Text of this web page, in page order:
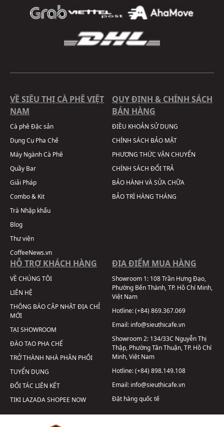
VỀ SIÊU THỊ CÀ PHÊ VIỆT
NAM
Cà phê Đặc sản
Dụng Cụ Pha Chế
Máy Ngành Cà Phê
Quầy Bar
Giải Pháp
Combo & Kit
Trà Nhập khẩu
Blog
Thư viện
CoffeeNews.vn
QUY ĐỊNH & CHÍNH SÁCH
BÁN HÀNG
ĐIỀU KHOẢN SỬ DỤNG
CHÍNH SÁCH BẢO MẬT
PHƯƠNG THỨC VẬN CHUYỂN
CHÍNH SÁCH ĐỔI TRẢ
BẢO HÀNH VÀ SỬA CHỮA
BẢO TRÌ HÀNG THÁNG
HỖ TRỢ KHÁCH HÀNG
VỀ CHÚNG TÔI
LIÊN HỆ
THÔNG BÁO CẬP NHẬT ĐỊA CHỈ
MỚI
TẠI SHOWROOM
ĐÀO TẠO PHA CHẾ
TRỞ THÀNH NHÀ PHÂN PHỐI
TUYỂN DỤNG
ĐỐI TÁC LIÊN KẾT
TIKI LAZADASHOPEE NOW
ĐỊA ĐIỂM MUA HÀNG
Showroom 1: 108 Trần Hưng Đạo,
Phường Bến Thành, TP. Hồ Chí Minh,
Việt Nam
Hotline:(+84) 869.367.069
Email: info@sieuthicafe.vn
Showroom 2: 134/33C Nguyễn Thị
Thập, Phường Tân Thuận, TP. Hồ Chí
Minh, Việt Nam
Hotline:(+84) 898.149.108
Email: info@sieuthicafe.vn
Đặt hàng quốc tế